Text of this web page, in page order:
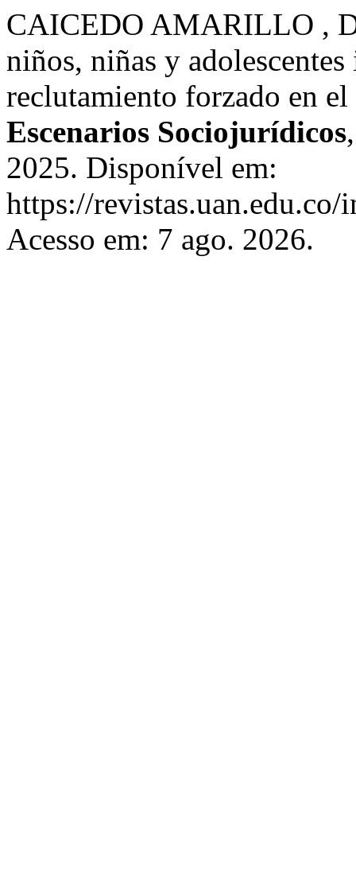
CAICEDO AMARILLO ,
niños, niñas y
reclutamiento forzado en
Escenarios Sociojurídicos
2025. Disponível em:
https://
Acesso em: 7 ago. 2026.